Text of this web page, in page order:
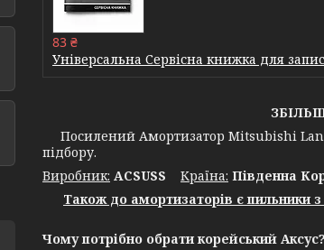
83 ₴
Універсальна Сервісна книжка для
Посилений Амортизатор Mitsubishi
підбору.
Виробник: ACSUSS Крaїна: Південна
Також до амортизаторів є пильники
Чому потрібно обрати корейський